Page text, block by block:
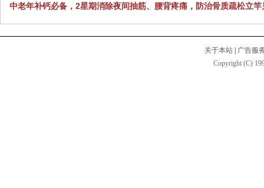
中老年补钙必备，2星期消除夜间抽筋、腰背疼痛，防治骨质疏松立竿
关于本站
广告服
Copyright (C)